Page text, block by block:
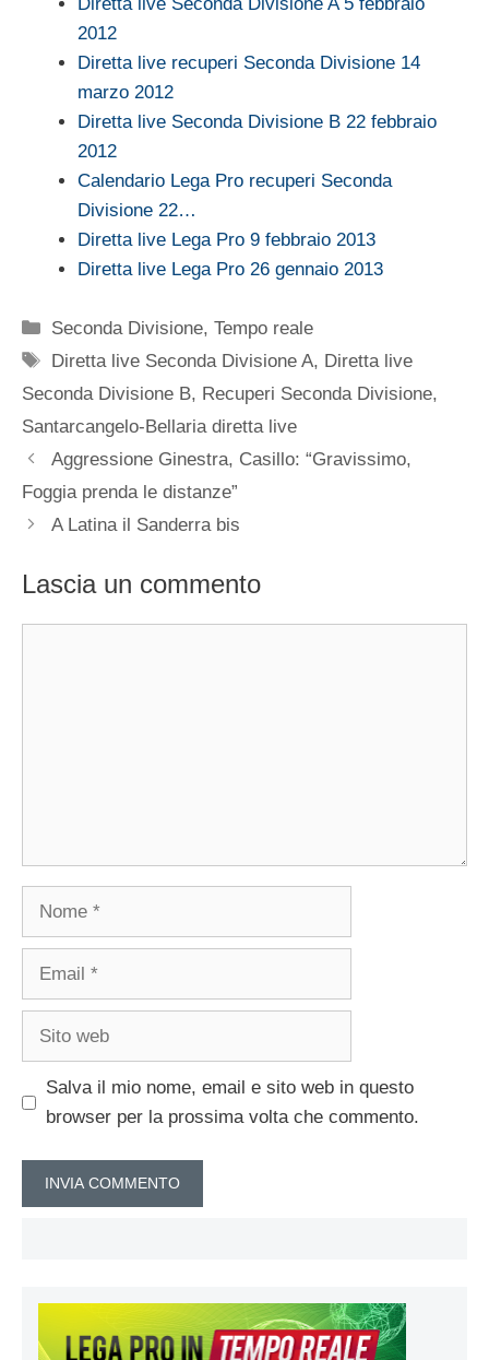
Diretta live Seconda Divisione A 5 febbraio
2012
Diretta live recuperi Seconda Divisione 14
marzo 2012
Diretta live Seconda Divisione B 22 febbraio
2012
Calendario Lega Pro recuperi Seconda
Divisione 22…
Diretta live Lega Pro 9 febbraio 2013
Diretta live Lega Pro 26 gennaio 2013
Categorie
Seconda Divisione,Tempo reale
Tag
Diretta live Seconda Divisione A, Diretta live
Seconda Divisione B, Recuperi Seconda Divisione,
Santarcangelo-Bellaria diretta live
Aggressione Ginestra, Casillo: “Gravissimo,
Foggia prenda le distanze”
A Latina il Sanderra bis
Lascia un commento
Nome
Email
Sito
Salva il mio nome, email e sito web in questo
browser per la prossima volta che commento.